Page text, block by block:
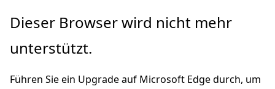
Zu
wechseln
Dieser Browser wird nicht mehr
unterstützt.
Führen Sie ein Upgrade auf Microsoft Edge durch, um